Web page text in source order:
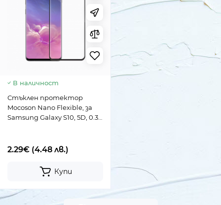
В наличност
Стъклен протектор
Mocoson Nano Flexible, за
Samsung Galaxy S10, 5D, 0.3
2.29€ (4.48 лв.)
Купи